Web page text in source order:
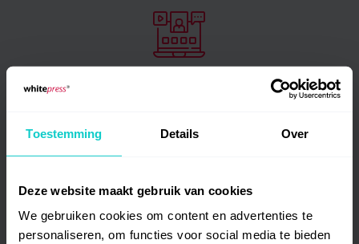
Toestemming Details Over
Deze website maakt gebruik van cookies
We gebruiken cookies om content en advertenties te
personaliseren, om functies voor social media te bieden